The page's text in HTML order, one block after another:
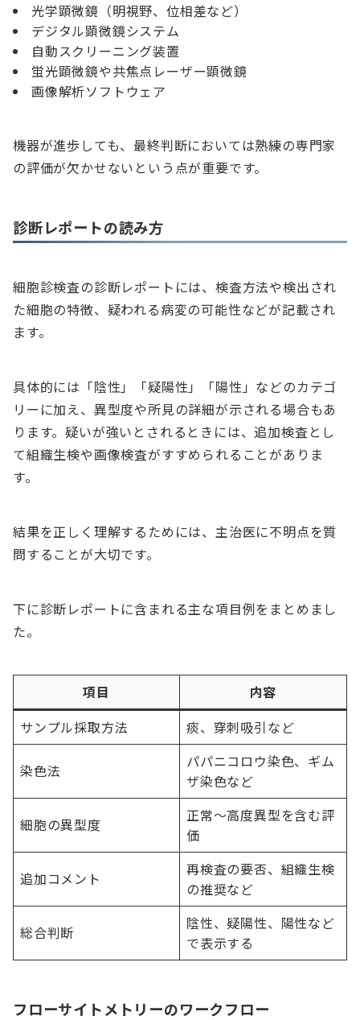
光学顕微鏡（明視野、位相差など）
デジタル顕微鏡システム
自動スクリーニング装置
蛍光顕微鏡や共焦点レーザー顕微鏡
画像解析ソフトウェア
機器が進歩しても、最終判断においては熟練の専門家
の評価が欠かせないという点が重要です。
診断レポートの読み方
細胞診検査の診断レポートには、検査方法や検出され
た細胞の特徴、疑われる病変の可能性などが記載され
ます。
具体的には「陰性」「疑陽性」「陽性」などのカテゴ
リーに加え、異型度や所見の詳細が示される場合もあ
ります。疑いが強いとされるときには、追加検査とし
て組織生検や画像検査がすすめられることがありま
す。
結果を正しく理解するためには、主治医に不明点を質
問することが大切です。
下に診断レポートに含まれる主な項目例をまとめまし
た。
項目
内容
サンプル採取方法
痰、穿刺吸引など
染色法
パパニコロウ染色、ギム
ザ染色など
細胞の異型度
正常〜高度異型を含む評
価
追加コメント
再検査の要否、組織生検
の推奨など
総合判断
陰性、疑陽性、陽性など
で表示する
フローサイトメトリーのワークフロー